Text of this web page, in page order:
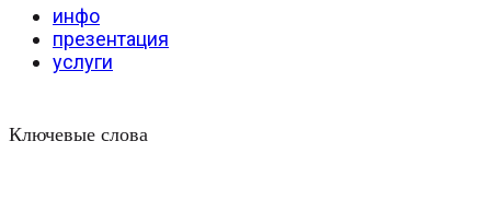
инфо
презентация
услуги
Ключевые слова